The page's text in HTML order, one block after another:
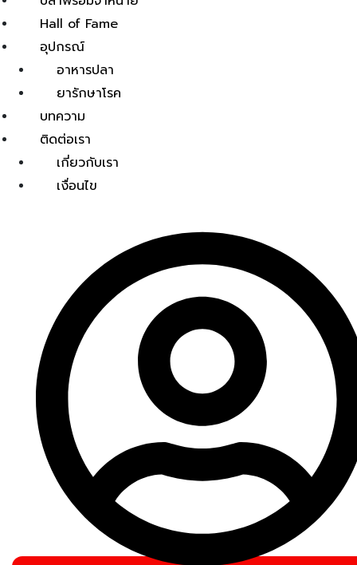
Hall of Fame
อุปกรณ์
อาหารปลา
ยารักษาโรค
บทความ
ติดต่อเรา
เกี่ยวกับเรา
เงื่อนไข